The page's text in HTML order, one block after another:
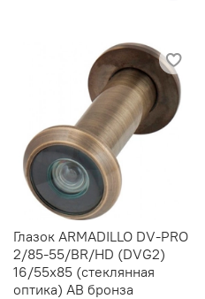
Глазок ARMADILLO DV-PRO
2/85-55/BR/HD (DVG2)
16/55x85 (стеклянная
оптика) AB бронза